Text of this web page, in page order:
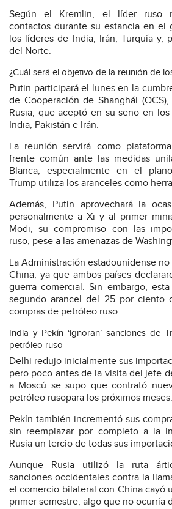
Según el Kremlin, el líder ruso
contactos durante su estancia en el
los líderes de India, Irán, Turquía y,
del Norte.
¿Cuál será el objetivo de la reunión de
Putin participará el lunes en la
de Cooperación de Shanghái
Rusia, que aceptó en su seno en
India, Pakistán e Irán.
La reunión servirá como
frente común ante las medidas
Blanca, especialmente en el
Trump utiliza los aranceles como
Además, Putin aprovechará la
personalmente a Xi y al primer
Modi, su compromiso con las
ruso, pese a las amenazas de
La Administración estadounidense
China, ya que ambos países
guerra comercial. Sin embargo,
segundo arancel del 25 por ciento
compras de petróleo ruso.
India y Pekín ‘ignoran’ sanciones de
petróleo ruso
Delhi redujo inicialmente sus
pero poco antes de la visita del jefe
a Moscú se supo que contrató
petróleo rusopara los próximos meses.
Pekín también incrementó sus
sin reemplazar por completo a la
Rusia un tercio de todas sus
Aunque Rusia utilizó la ruta
sanciones occidentales contra la
el comercio bilateral con China cayó
primer semestre, algo que no ocurría